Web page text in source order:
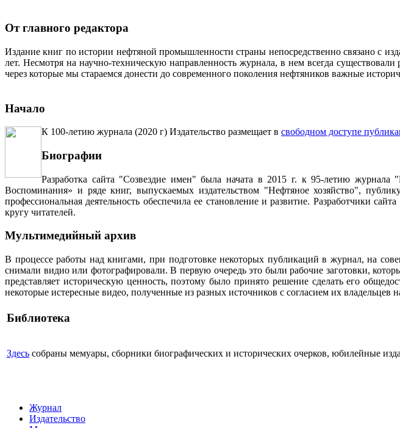
От главного редактора
Издание книг по истории нефтяной промышленности страны непосредственно связано с
лет. Несмотря на научно-техническую направленность журнала, в нем всегда
через которые мы стараемся донести до современного поколения нефтяников важные
Начало
К 100-летию журнала (2020 г) Издательство размещает в свободном доступе
Биографии
Разработка сайта "Созвездие имен" была начата в 2015 г. к 95-летию
Воспоминания» и ряде книг, выпускаемых издательством "Нефтяное хозяйство",
профессиональная деятельность обеспечила ее становление и развитие. Разработчики
кругу читателей.
Мультимедийный архив
В процессе работы над книгами, при подготовке некоторых публикаций в журнал, на
снимали видио или фотографировали. В первую очередь это были рабочие заготовки,
представляет историческую ценность, поэтому было принято решение сделать его
некоторые истересные видео, полученные из разных источников с согласием их владельцев
Библиотека
Здесь собраны мемуары, сборники биографических и исторических очерков, юбилейные
Журнал
Издательство